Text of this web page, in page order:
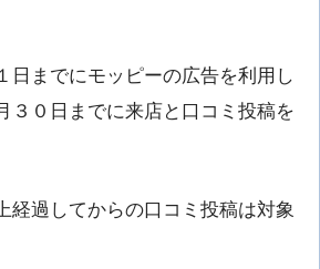
日までにモッピーの広告を利用し
３０日までに来店と口コミ投稿を
経過してからの口コミ投稿は対象